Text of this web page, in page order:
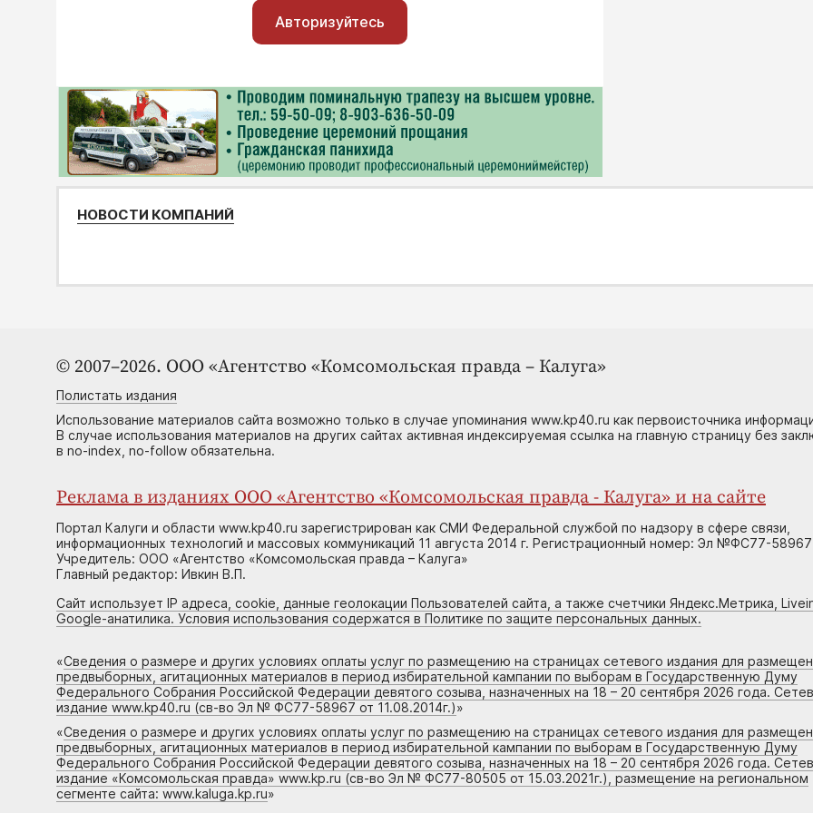
Авторизуйтесь
НОВОСТИ КОМПАНИЙ
© 2007–2026. ООО «Агентство «Комсомольская правда – Калуга»
Полистать издания
Использование материалов сайта возможно только в случае упоминания www.kp40.ru как первоисточника
В случае использования материалов на других сайтах активная индексируемая ссылка на главную страницу без
в no-index, no-follow обязательна.
Реклама в изданиях ООО «Агентство «Комсомольская правда - Калуга» и на сайте
Портал Калуги и области www.kp40.ru зарегистрирован как СМИ Федеральной службой по надзору в сфере связи,
информационных технологий и массовых коммуникаций 11 августа 2014 г. Регистрационный номер: Эл №ФС77-58967
Учредитель: ООО «Агентство «Комсомольская правда – Калуга»
Главный редактор: Ивкин В.П.
Сайт использует IP адреса, cookie, данные геолокации Пользователей сайта, а также счетчики Яндекс.Метрика,
Google-анатилика. Условия использования содержатся в Политике по защите персональных данных.
«Сведения о размере и других условиях оплаты услуг по размещению на страницах сетевого издания для
предвыборных, агитационных материалов в период избирательной кампании по выборам в Государственную Думу
Федерального Собрания Российской Федерации девятого созыва, назначенных на 18 – 20 сентября 2026 года.
издание www.kp40.ru (св-во Эл № ФС77-58967 от 11.08.2014г.)»
«Сведения о размере и других условиях оплаты услуг по размещению на страницах сетевого издания для
предвыборных, агитационных материалов в период избирательной кампании по выборам в Государственную Думу
Федерального Собрания Российской Федерации девятого созыва, назначенных на 18 – 20 сентября 2026 года.
издание «Комсомольская правда» www.kp.ru (св-во Эл № ФС77-80505 от 15.03.2021г.), размещение на региональном
сегменте сайта: www.kaluga.kp.ru»